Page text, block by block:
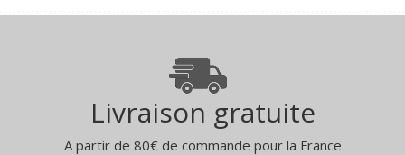
Livraison gratuite
A partir de 80€ de commande pour la France